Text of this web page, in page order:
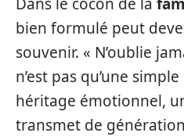
bien formulé peut
souvenir. « N’oublie
n’est pas qu’une simple
héritage émotionnel,
transmet de